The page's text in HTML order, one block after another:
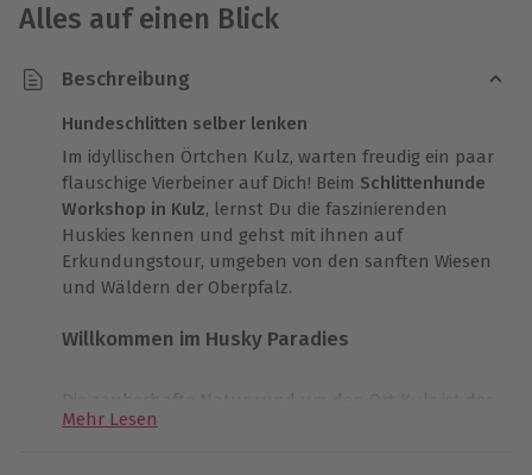
Alles auf einen Blick
Beschreibung
Hundeschlitten selber lenken
Im idyllischen Örtchen Kulz, warten freudig ein paar
flauschige Vierbeiner auf Dich! Beim Schlittenhunde
Workshop in Kulz, lernst Du die faszinierenden
Huskies kennen und gehst mit ihnen auf
Erkundungstour, umgeben von den sanften Wiesen
und Wäldern der Oberpfalz.
Willkommen im Husky Paradies
Die zauberhafte Natur rund um den Ort Kulz ist der
ideale Spielplatz für die
Mehr Lesen